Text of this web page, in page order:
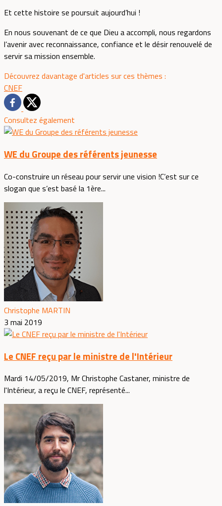
Et cette histoire se poursuit aujourd’hui !
En nous souvenant de ce que Dieu a accompli, nous regardons
l’avenir avec reconnaissance, confiance et le désir renouvelé de
servir sa mission ensemble.
Découvrez davantage d'articles sur ces thèmes :
CNEF
Consultez également
WE du Groupe des référents jeunesse
Co-construire un réseau pour servir une vision !C’est sur ce
slogan que s’est basé la 1ère...
Christophe MARTIN
3 mai 2019
Le CNEF reçu par le ministre de l'Intérieur
Mardi 14/05/2019, Mr Christophe Castaner, ministre de
l'Intérieur, a reçu le CNEF, représenté...